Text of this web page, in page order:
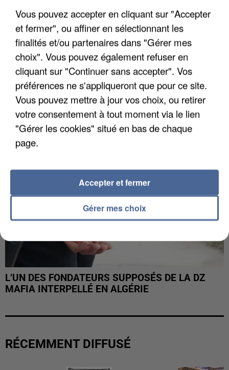
APRÈS TOUTES CES CANICULES, LES REFUGES
DE FAUNE SAUVAGE SONT...
L’UN DES FONDATEURS SUPPOSÉS DE LA DZ
MAFIA INTERPELLÉ EN ALGÉRIE
RÉCEMMENT DIFFUSÉ
Vous pouvez accepter en cliquant sur "Accepter
et fermer", ou affiner en sélectionnant les
finalités et/ou partenaires dans "Gérer mes
choix". Vous pouvez également refuser en
cliquant sur "Continuer sans accepter". Vos
préférences ne s'appliqueront que pour ce site.
Vous pouvez mettre à jour vos choix, ou retirer
votre consentement à tout moment via le lien
"Gérer les cookies" situé en bas de chaque
page.
Gérer mes choix
Accepter et fermer